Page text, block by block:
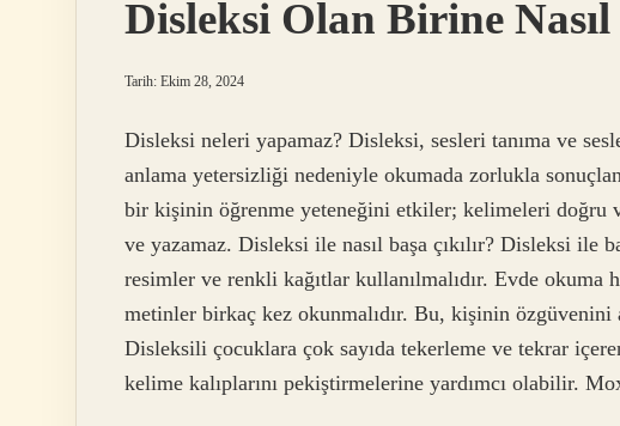
Disleksi Olan Birine
Tarih: Ekim 28, 2024
Disleksi neleri yapamaz? Disleksi, sesleri tanıma ve
anlama yetersizliği nedeniyle okumada zorlukla
bir kişinin öğrenme yeteneğini etkiler; kelimeleri doğru
ve yazamaz. Disleksi ile nasıl başa çıkılır? Disleksi ile
resimler ve renkli kağıtlar kullanılmalıdır. Evde okuma
metinler birkaç kez okunmalıdır. Bu, kişinin özgüvenini
Disleksili çocuklara çok sayıda tekerleme ve tekrar
kelime kalıplarını pekiştirmelerine yardımcı olabilir.